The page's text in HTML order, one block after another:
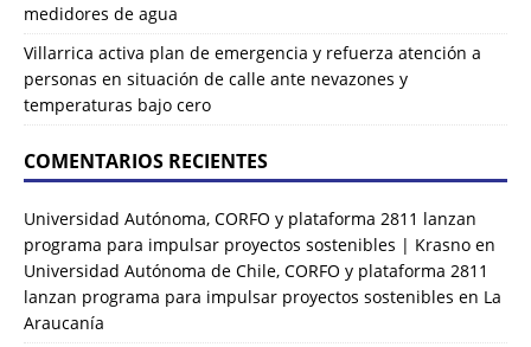
medidores de agua
Villarrica activa plan de emergencia y refuerza atención a
personas en situación de calle ante nevazones y
temperaturas bajo cero
COMENTARIOS RECIENTES
Universidad Autónoma, CORFO y plataforma 2811 lanzan
programa para impulsar proyectos sostenibles | Krasno en
Universidad Autónoma de Chile, CORFO y plataforma 2811
lanzan programa para impulsar proyectos sostenibles en La
Araucanía